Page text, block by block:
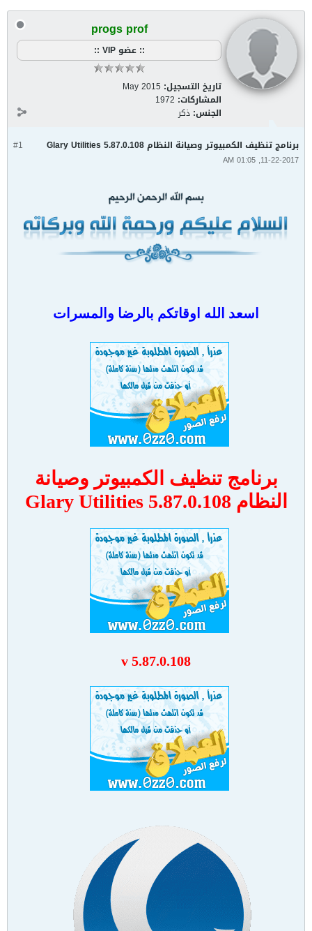
progs prof
:: عضو VIP ::
تاريخ التسجيل: May 2015
المشاركات: 1972
الجنس: ذكر
#1 برنامج تنظيف الكمبيوتر وصيانة النظام Glary Utilities 5.87.0.108
11-22-2017, 01:05 AM
اسعد الله اوقاتكم بالرضا والمسرات
برنامج تنظيف الكمبيوتر وصيانة
النظام Glary Utilities 5.87.0.108
v 5.87.0.108